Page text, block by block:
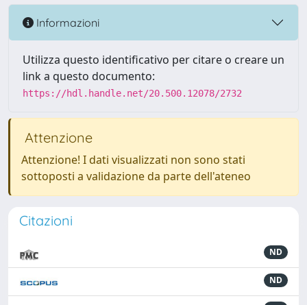
Informazioni
Utilizza questo identificativo per citare o creare un
link a questo documento:
https://hdl.handle.net/20.500.12078/2732
Attenzione
Attenzione! I dati visualizzati non sono stati
sottoposti a validazione da parte dell'ateneo
Citazioni
ND
ND